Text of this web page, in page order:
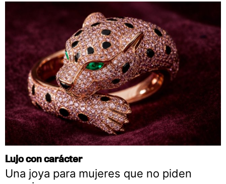
Lujo con carácter
Una joya para mujeres que no piden